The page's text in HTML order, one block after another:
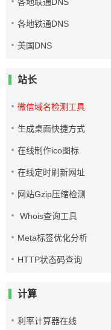
各地铁通DNS
美国DNS
站长
微信域名检测工具
生成桌面快捷方式
在线制作ico图标
在线定时刷新网址
网站Gzip压缩检测
Whois查询工具
Meta标签优化分析
HTTP状态码查询
计算
利率计算器在线